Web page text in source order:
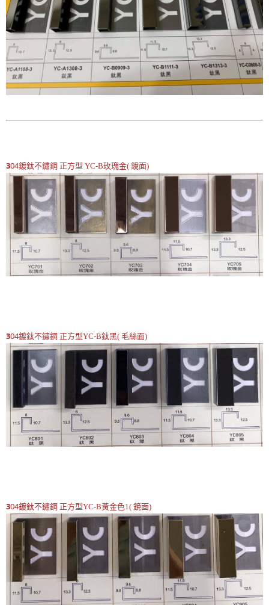
304鍍鈦不鏽鋼 正方型 YC-B玫瑰金( 鏡面)
304鍍鈦不鏽鋼 正方型YC-B鈦黑( 毛絲面)
304鍍鈦不鏽鋼 正方型YC-B黃金色1( 鏡面)